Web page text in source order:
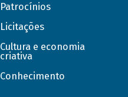
Patrocínios
Licitações
Cultura e economia
criativa
Conhecimento